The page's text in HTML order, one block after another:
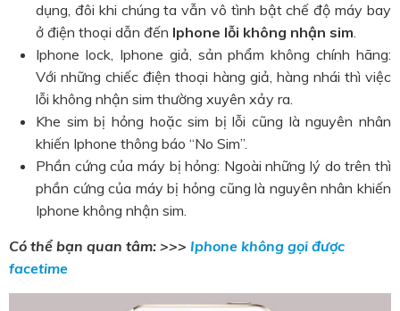
dụng, đôi khi chúng ta vẫn vô tình bật chế độ máy bay
ở điện thoại dẫn đến Iphone lỗi không nhận sim.
Iphone lock, Iphone giả, sản phẩm không chính hãng:
Với những chiếc điện thoại hàng giả, hàng nhái thì việc
lỗi không nhận sim thường xuyên xảy ra.
Khe sim bị hỏng hoặc sim bị lỗi cũng là nguyên nhân
khiến Iphone thông báo “No Sim”.
Phần cứng của máy bị hỏng: Ngoài những lý do trên thì
phần cứng của máy bị hỏng cũng là nguyên nhân khiến
Iphone không nhận sim.
Có thể bạn quan tâm: >>> Iphone không gọi được
facetime